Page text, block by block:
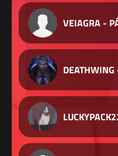
VEIAGRA -
DEATHWING